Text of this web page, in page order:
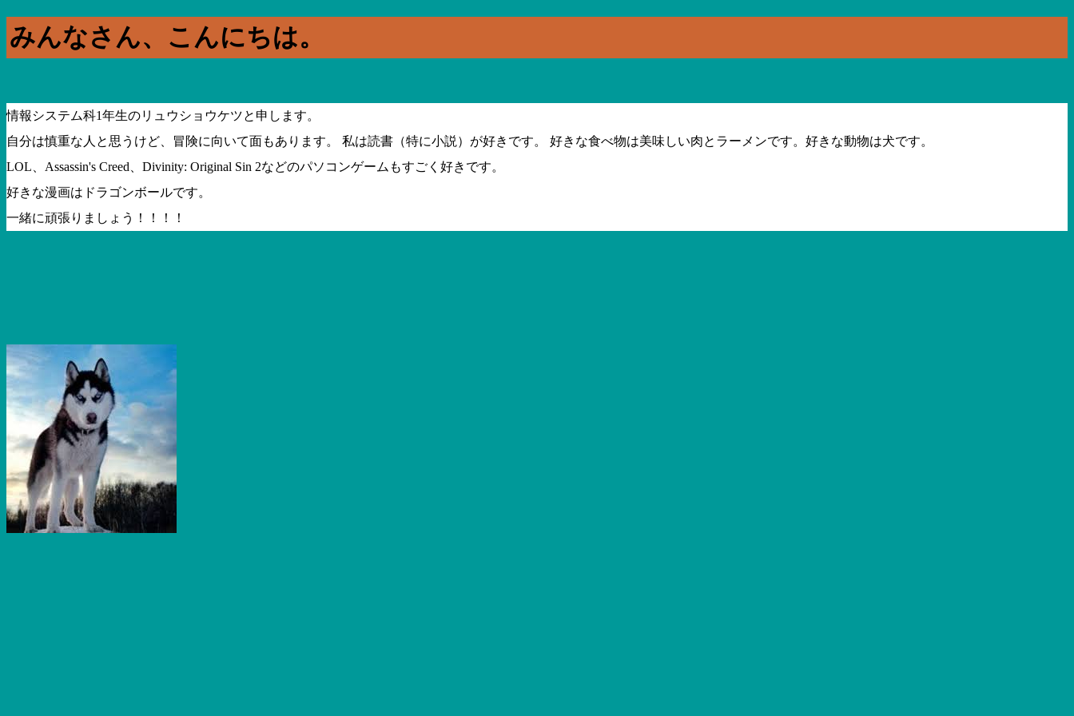
みんなさん、こんにちは。
情報システム科1年生のリュウショウケツと申します。
自分は慎重な人と思うけど、冒険に向いて面もあります。 私は読書（特に小説）が好きです。 好きな食べ物は美味しい肉とラーメンです。好きな動物は犬です。
LOL、Assassin's Creed、Divinity: Original Sin 2などのパソコンゲームもすごく好きです。
好きな漫画はドラゴンボールです。
一緒に頑張りましょう！！！！